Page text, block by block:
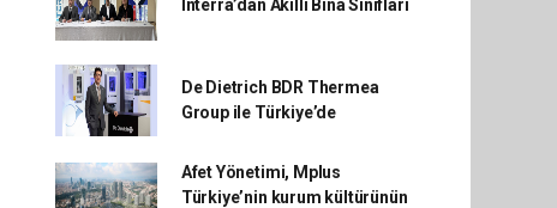
Interra’dan Akıllı Bina Sınıfları
De Dietrich BDR Thermea
Group ile Türkiye’de
Afet Yönetimi, Mplus
Türkiye’nin kurum kültürünün